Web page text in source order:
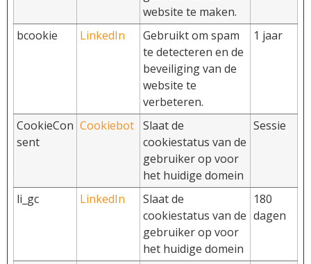
website te maken.
bcookie LinkedIn
Gebruikt om spam
te detecteren en de
beveiliging van de
website te
verbeteren.
1 jaar
CookieCon
sent
Cookiebot Slaat de
cookiestatus van de
gebruiker op voor
het huidige domein
Sessie
li_gc LinkedIn
Slaat de
cookiestatus van de
gebruiker op voor
het huidige domein
180
dagen